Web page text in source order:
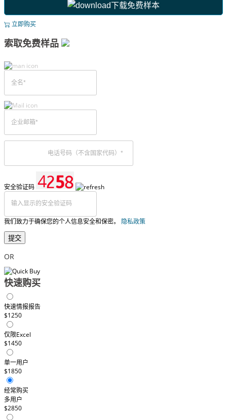
下载免费样本
立即购买
索取免费样品
安全验证码
我们致力于确保您的个人信息安全和保密。 隐私政策
提交
OR
快速购买
快速情报报告
$1250
仅限Excel
$1450
单一用户
$1850
经常购买
多用户
$2850